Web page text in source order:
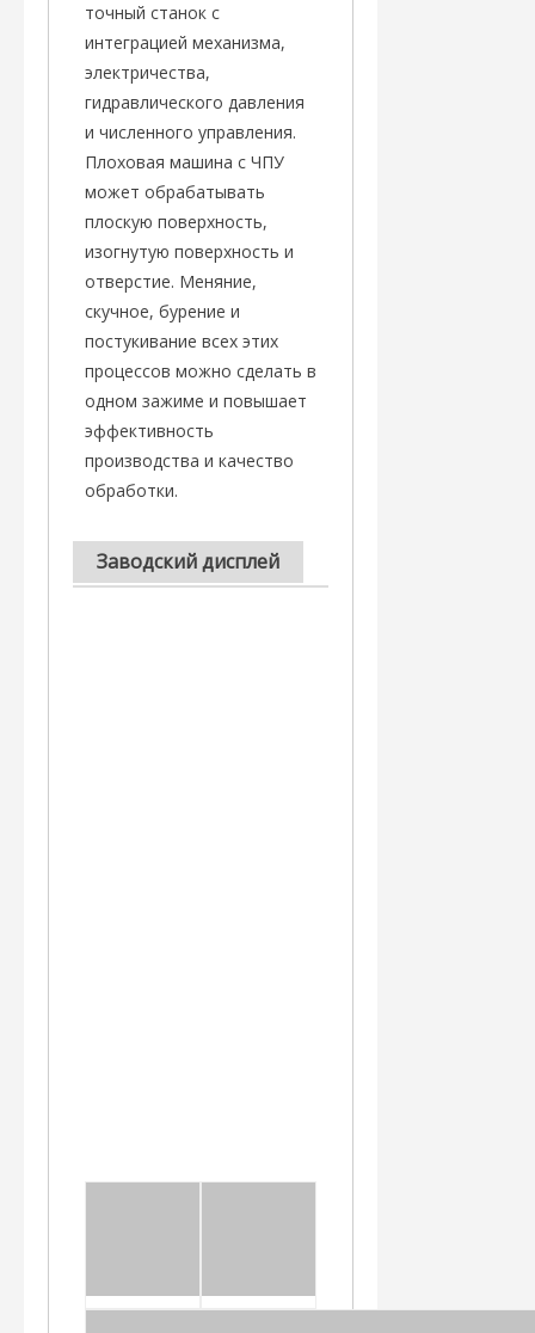
точный станок с
интеграцией механизма,
электричества,
гидравлического давления
и численного управления.
Плоховая машина с ЧПУ
может обрабатывать
плоскую поверхность,
изогнутую поверхность и
отверстие. Меняние,
скучное, бурение и
постукивание всех этих
процессов можно сделать в
одном зажиме и повышает
эффективность
производства и качество
обработки.
Заводский дисплей